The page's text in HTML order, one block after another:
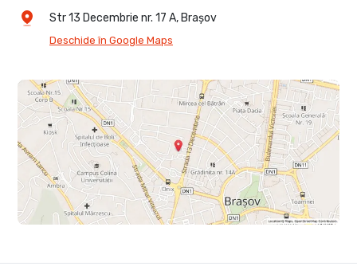
Str 13 Decembrie nr. 17 A, Brașov
Deschide în Google Maps